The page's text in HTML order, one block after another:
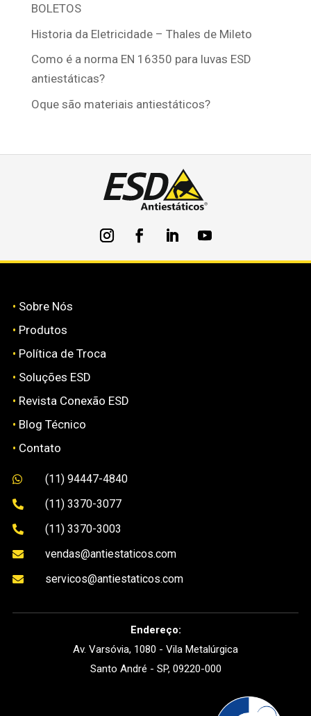
BOLETOS
Historia da Eletricidade – Thales de Mileto
Como é a norma EN 16350 para luvas ESD
antiestáticas?
Oque são materiais antiestáticos?
• Sobre Nós
• Produtos
• Política de Troca
• Soluções ESD
• Revista Conexão ESD
• Blog Técnico
• Contato
 (11) 94447-4840
 (11) 3370-3077
 (11) 3370-3003
 vendas@antiestaticos.com
 servicos@antiestaticos.com
Endereço:
Av. Varsóvia, 1080 - Vila Metalúrgica
Santo André - SP, 09220-000